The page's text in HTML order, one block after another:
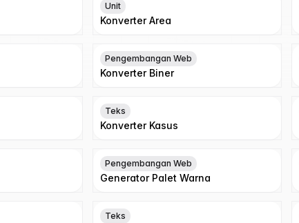
Unit
Konverter Area
Pengembangan Web
Konverter Biner
Teks
Konverter Kasus
Pengembangan Web
Generator Palet Warna
Teks